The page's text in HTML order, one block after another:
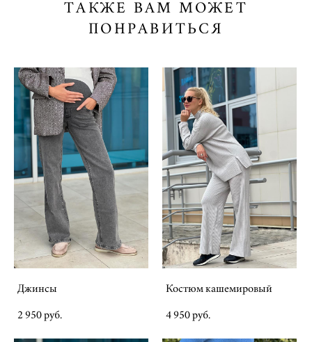
ТАКЖЕ ВАМ МОЖЕТ
ПОНРАВИТЬСЯ
Джинсы
2 950 pуб.
Костюм кашемировый
4 950 pуб.